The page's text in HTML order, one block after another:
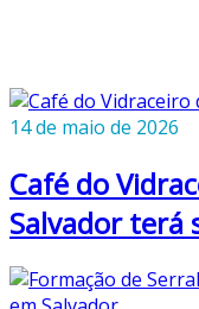
14 de maio de 2026
Café do
Salvador terá